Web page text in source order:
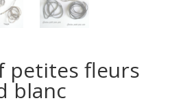
petites fleurs
blanc